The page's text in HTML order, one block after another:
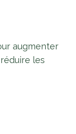
augmenter
les